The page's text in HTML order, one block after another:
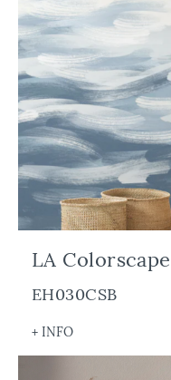
LA
EH030CSB
+ INFO